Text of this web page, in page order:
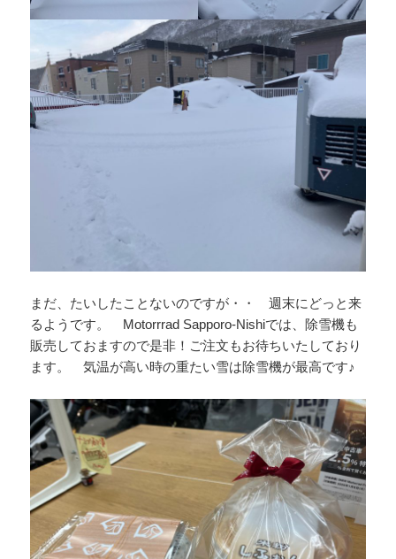
まだ、たいしたことないのですが・・ 週末にどっと来
るようです。 Motorrrad Sapporo-Nishiでは、除雪機も
販売しておますので是非！ご注文もお待ちいたしており
ます。 気温が高い時の重たい雪は除雪機が最高です♪